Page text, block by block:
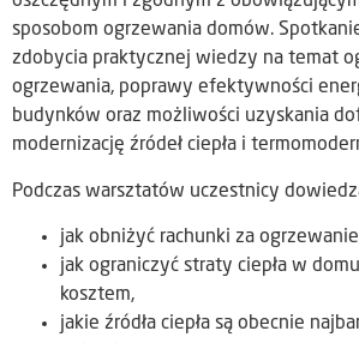
sposobom ogrzewania domów.
zdobycia praktycznej wiedzy na temat
ogrzewania, poprawy efektywności
budynków oraz możliwości uzyskania
modernizację źródeł ciepła i
Podczas warsztatów uczestnicy
jak obniżyć rachunki za
jak ograniczyć straty ciepła w
kosztem,
jakie źródła ciepła są obecnie